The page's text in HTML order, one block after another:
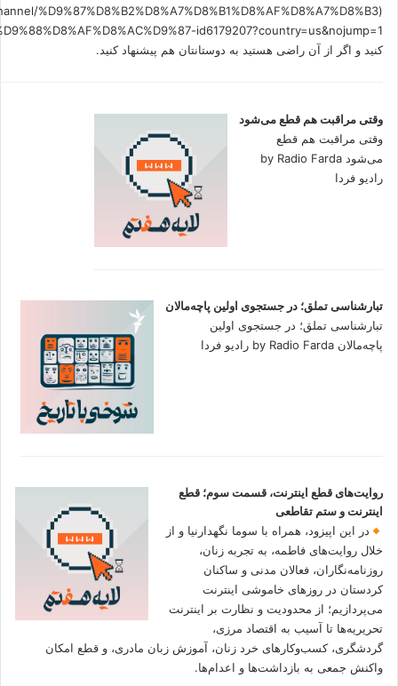
%D9%87%D8%B2%D8%A7%D8%B1%D8%AF%D8%A7%D8%B3
کنید و اگر از آن راضی هستید به دوستانتان هم پیشنهاد کنید.
وقتی مراقبت هم قطع می‌شود
وقتی مراقبت هم قطع
می‌شود by Radio Farda
رادیو فردا
تبارشناسی تملق؛ در جستجوی اولین‌ پاچه‌مالان
تبارشناسی تملق؛ در جستجوی اولین‌
پاچه‌مالان by Radio Farda رادیو فردا
روایت‌های قطع اینترنت، قسمت سوم؛ قطع
اینترنت و ستم تقاطعی
در این اپیزود، همراه با سوما نگهدارنیا و از
خلال روایت‌های فاطمه، به تجربه زنان،
روزنامه‌نگاران، فعالان مدنی و ساکنان
کردستان در روزهای خاموشی اینترنت
می‌پردازیم؛ از محدودیت و نظارت بر اینترنت
تحریریه‌ها تا آسیب به اقتصاد مرزی،
گردشگری، کسب‌وکارهای خرد زنان، آموزش زبان مادری، و قطع امکان
واکنش جمعی به بازداشت‌ها و اعدام‌ها.